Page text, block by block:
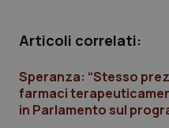
Friuli Venezia
Dermatite Atopica
Articoli correlati:
Speranza: “Stesso
farmaci
in Parlamento sul